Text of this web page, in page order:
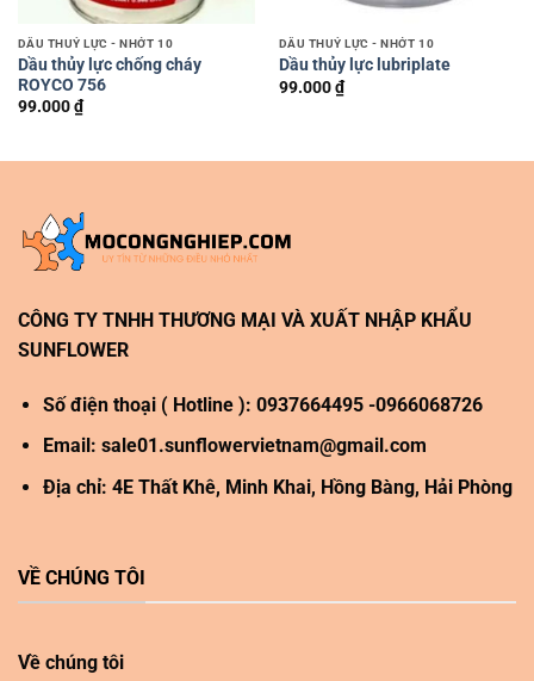
DẦU THUỶ LỰC - NHỚT 10
Dầu thủy lực chống cháy
ROYCO 756
99.000₫
DẦU THUỶ LỰC - NHỚT 10
Dầu thủy lực lubriplate
99.000₫
CÔNG TY TNHH THƯƠNG MẠI VÀ XUẤT NHẬP KHẨU
SUNFLOWER
Số điện thoại ( Hotline ): 0937664495 -0966068726
Email: sale01.sunflowervietnam@gmail.com
Địa chỉ: 4E Thất Khê, Minh Khai, Hồng Bàng, Hải Phòng
VỀ CHÚNG TÔI
Về chúng tôi